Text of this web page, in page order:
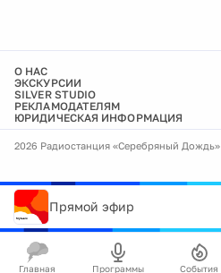
О НАС
ЭКСКУРСИИ
SILVER STUDIO
РЕКЛАМОДАТЕЛЯМ
ЮРИДИЧЕСКАЯ ИНФОРМАЦИЯ
2026 Радиостанция «Серебряный Дождь»
Прямой эфир
Главная Программы События